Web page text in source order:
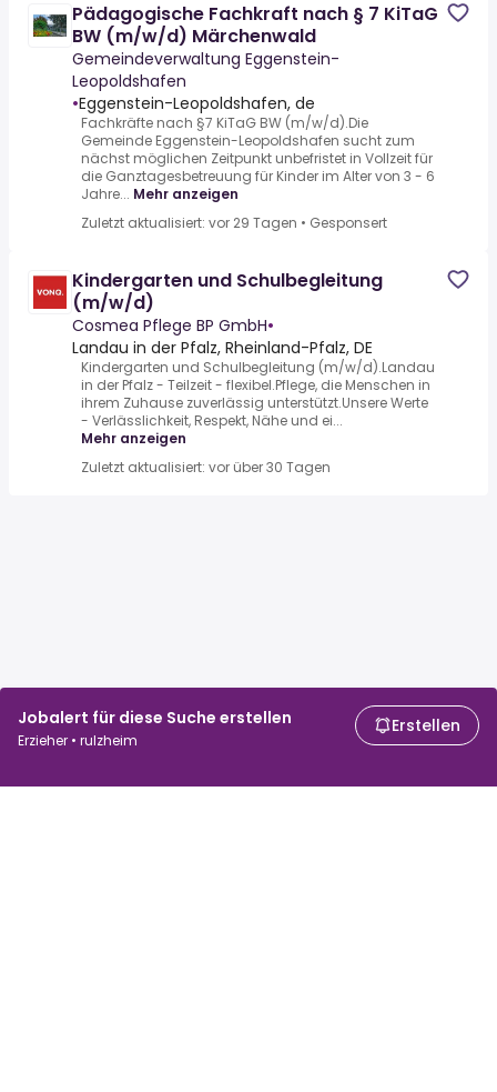
Jobalert für diese Suche erstellen
Erzieher • rulzheim
Erstellen
Pädagogische Fachkraft nach § 7 KiTaG
BW (m/w/d) Märchenwald
Gemeindeverwaltung Eggenstein-
Leopoldshafen
•Eggenstein-Leopoldshafen, de
Fachkräfte nach §7 KiTaG BW (m/w/d).Die
Gemeinde Eggenstein-Leopoldshafen sucht zum
nächst möglichen Zeitpunkt unbefristet in Vollzeit für
die Ganztagesbetreuung für Kinder im Alter von 3 - 6
Jahre... Mehr anzeigen
Zuletzt aktualisiert: vor 29 Tagen • Gesponsert
Kindergarten und Schulbegleitung
(m/w/d)
Cosmea Pflege BP GmbH•
Landau in der Pfalz, Rheinland-Pfalz, DE
Kindergarten und Schulbegleitung (m/w/d).Landau
in der Pfalz - Teilzeit - flexibel.Pflege, die Menschen in
ihrem Zuhause zuverlässig unterstützt.Unsere Werte
- Verlässlichkeit, Respekt, Nähe und ei...
Mehr anzeigen
Zuletzt aktualisiert: vor über 30 Tagen